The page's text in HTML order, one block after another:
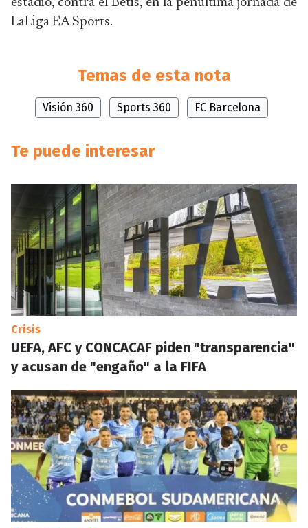
estadio, contra el Betis, en la penúltima jornada de
LaLiga EA Sports.
Temas de esta nota
Visión 360 Sports 360 FC Barcelona
Te puede interesar
Crisis
UEFA, AFC y CONCACAF piden "transparencia"
y acusan de "engaño" a la FIFA